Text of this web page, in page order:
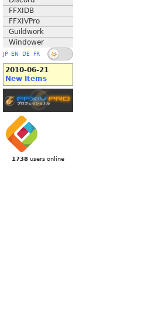
FFXIDB
FFXIVPro
Guildwork
Windower
JP EN DE FR
2010-06-21
New Items
1738 users online